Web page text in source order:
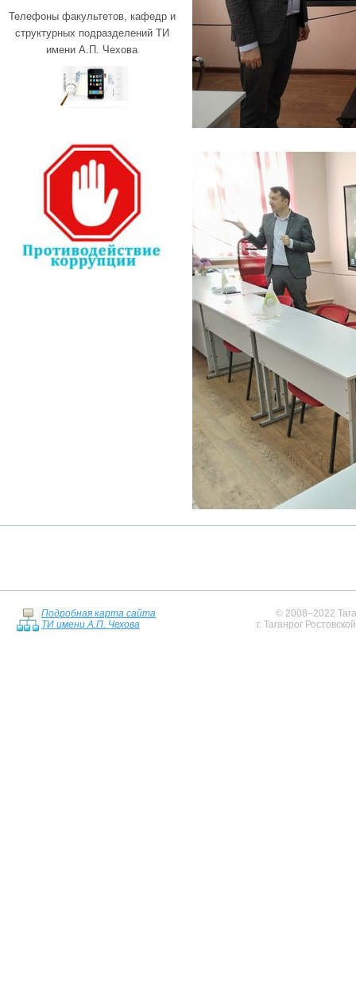
Телефоны факультетов, кафедр и
структурных подразделений ТИ
имени А.П. Чехова
Подробная карта сайта
ТИ имени А.П. Чехова
© 2008–2022
г. Таганрог